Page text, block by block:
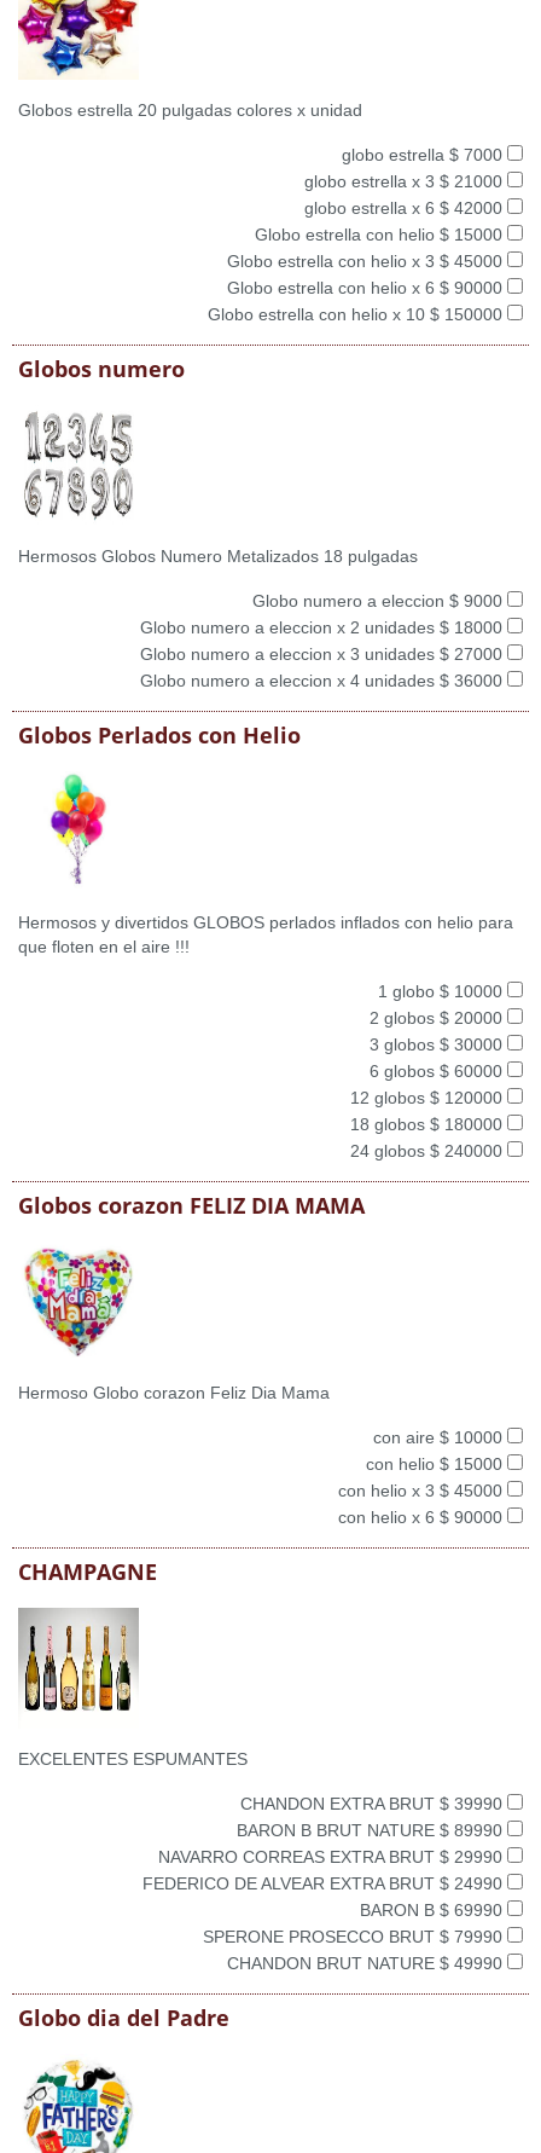
Globos estrella 20 pulgadas colores x unidad
globo estrella $ 7000
globo estrella x 3 $ 21000
globo estrella x 6 $ 42000
Globo estrella con helio $ 15000
Globo estrella con helio x 3 $ 45000
Globo estrella con helio x 6 $ 90000
Globo estrella con helio x 10 $ 150000
Globos numero
Hermosos Globos Numero Metalizados 18 pulgadas
Globo numero a eleccion $ 9000
Globo numero a eleccion x 2 unidades $ 18000
Globo numero a eleccion x 3 unidades $ 27000
Globo numero a eleccion x 4 unidades $ 36000
Globos Perlados con Helio
Hermosos y divertidos GLOBOS perlados inflados con helio para
que floten en el aire !!!
1 globo $ 10000
2 globos $ 20000
3 globos $ 30000
6 globos $ 60000
12 globos $ 120000
18 globos $ 180000
24 globos $ 240000
Globos corazon FELIZ DIA MAMA
Hermoso Globo corazon Feliz Dia Mama
con aire $ 10000
con helio $ 15000
con helio x 3 $ 45000
con helio x 6 $ 90000
CHAMPAGNE
EXCELENTES ESPUMANTES
CHANDON EXTRA BRUT $ 39990
BARON B BRUT NATURE $ 89990
NAVARRO CORREAS EXTRA BRUT $ 29990
FEDERICO DE ALVEAR EXTRA BRUT $ 24990
BARON B $ 69990
SPERONE PROSECCO BRUT $ 79990
CHANDON BRUT NATURE $ 49990
Globo dia del Padre